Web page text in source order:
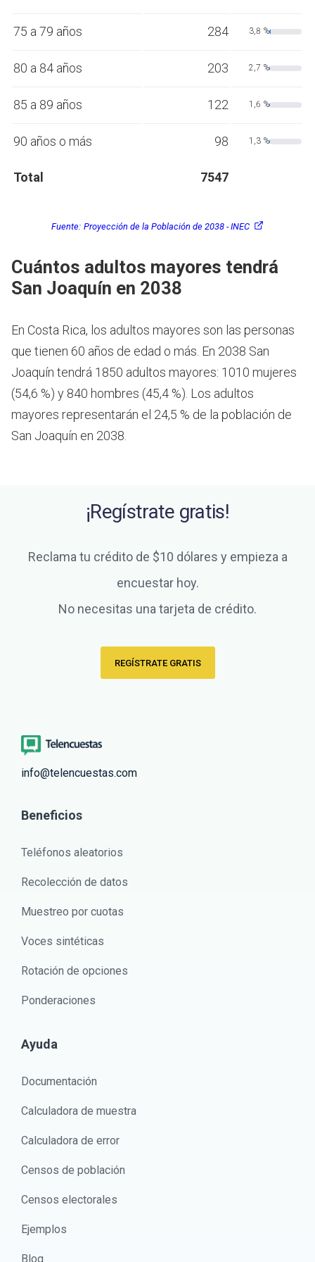
75 a 79 años 284 3,8 %
80 a 84 años 203 2,7 %
85 a 89 años 122 1,6 %
90 años o más 98 1,3 %
Total 7547
Fuente: Proyección de la Población de 2038 - INEC
Cuántos adultos mayores tendrá
San Joaquín en 2038
En Costa Rica, los adultos mayores son las personas
que tienen 60 años de edad o más. En 2038 San
Joaquín tendrá 1850 adultos mayores: 1010 mujeres
(54,6 %) y 840 hombres (45,4 %). Los adultos
mayores representarán el 24,5 % de la población de
San Joaquín en 2038.
¡Regístrate gratis!
Reclama tu crédito de $10 dólares y empieza a
encuestar hoy.
No necesitas una tarjeta de crédito.
REGÍSTRATE GRATIS
info@telencuestas.com
Beneficios
Teléfonos aleatorios
Recolección de datos
Muestreo por cuotas
Voces sintéticas
Rotación de opciones
Ponderaciones
Ayuda
Documentación
Calculadora de muestra
Calculadora de error
Censos de población
Censos electorales
Ejemplos
Blog